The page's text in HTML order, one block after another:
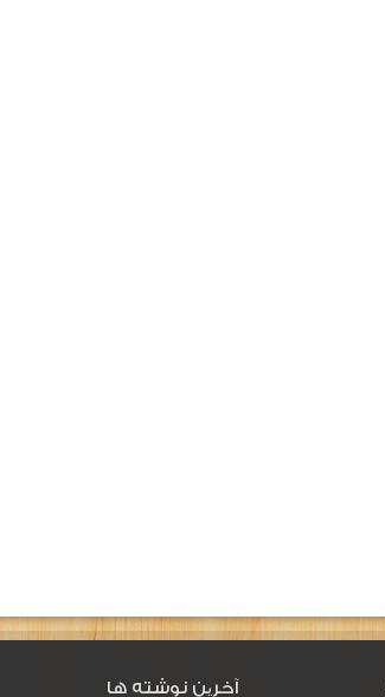
آخرین نوشته ها